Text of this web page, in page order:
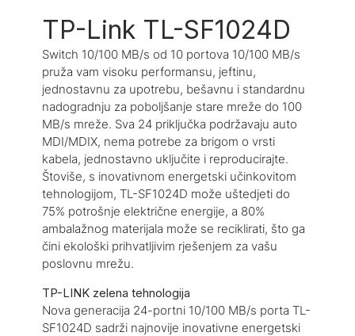
TP-Link TL-SF1024D
Switch 10/100 MB/s od 10 portova 10/100 MB/s
pruža vam visoku performansu, jeftinu,
jednostavnu za upotrebu, bešavnu i standardnu ​​
nadogradnju za poboljšanje stare mreže do 100
MB/s mreže. Sva 24 priključka podržavaju auto
MDI/MDIX, nema potrebe za brigom o vrsti
kabela, jednostavno uključite i reproducirajte.
Štoviše, s inovativnom energetski učinkovitom
tehnologijom, TL-SF1024D može uštedjeti do
75% potrošnje električne energije, a 80%
ambalažnog materijala može se reciklirati, što ga
čini ekološki prihvatljivim rješenjem za vašu
poslovnu mrežu.
TP-LINK zelena tehnologija
Nova generacija 24-portni 10/100 MB/s porta TL-
SF1024D sadrži najnovije inovativne energetski